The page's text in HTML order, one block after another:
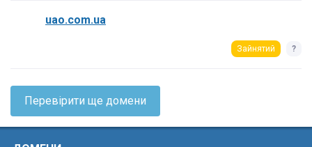
uao.com.ua
Зайнятий ?
Перевірити ще домени